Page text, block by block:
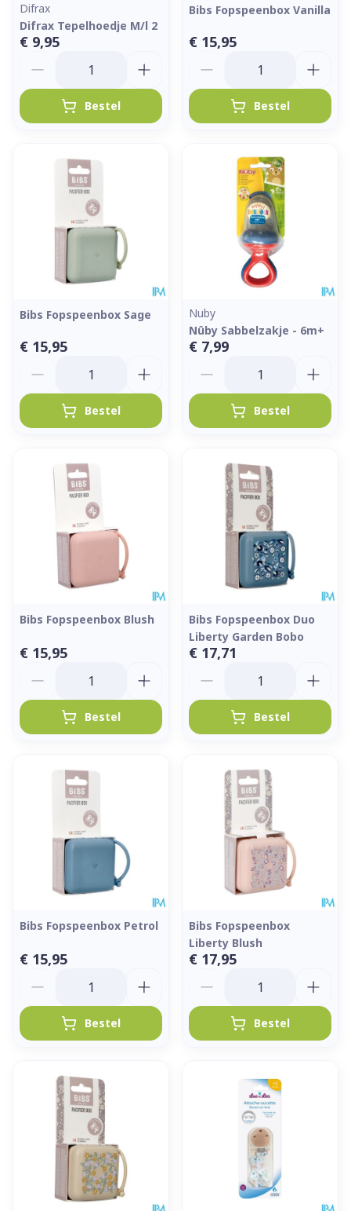
Difrax
Difrax Tepelhoedje M/l 2
€ 9,95
Bestel
Bibs Fopspeenbox Vanilla
€ 15,95
Bestel
Bibs Fopspeenbox Sage
€ 15,95
Bestel
Nuby
Nûby Sabbelzakje - 6m+
€ 7,99
Bestel
Bibs Fopspeenbox Blush
€ 15,95
Bestel
Bibs Fopspeenbox Duo
Liberty Garden Bobo
€ 17,71
Bestel
Bibs Fopspeenbox Petrol
€ 15,95
Bestel
Bibs Fopspeenbox
Liberty Blush
€ 17,95
Bestel